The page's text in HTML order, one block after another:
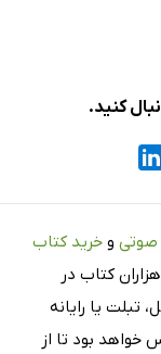
کنید.
صوتی و خرید کتاب
کتاب در
تبلت یا رایانه
خواهد بود تا از